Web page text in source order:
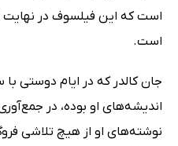
است که این فیلسوف در
است.
جان کالدر که در ایام دوستی
اندیشه‌های او بوده، در
نوشته‌های او از هیچ تلاشی